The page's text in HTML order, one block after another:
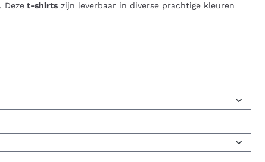
Dezet-shirtszijn leverbaar in diverse prachtige kleuren